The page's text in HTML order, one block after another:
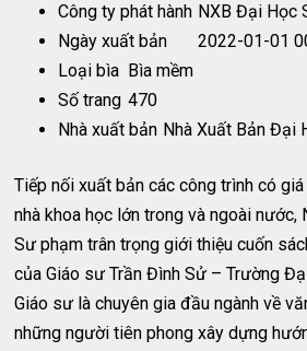
Công ty phát hành NXB Đại Học
Ngày xuất bản
2022-01-01
Loại bìa Bìa mềm
Số trang 470
Nhà xuất bản Nhà Xuất Bản Đại
Tiếp nối xuất bản các công trình có
nhà khoa học lớn trong và ngoài nước,
Sư phạm trân trọng giới thiệu cuốn
của Giáo sư Trần Đình Sử – Trường
Giáo sư là chuyên gia đầu ngành về
những người tiên phong xây dựng